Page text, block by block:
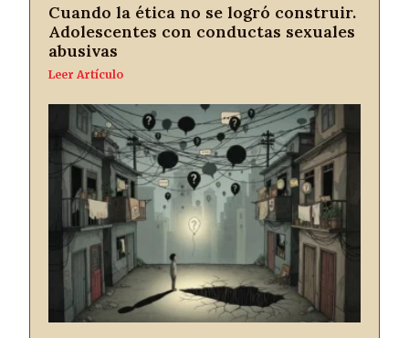
Cuando la ética no se logró construir.
Adolescentes con conductas sexuales
abusivas
Leer Artículo